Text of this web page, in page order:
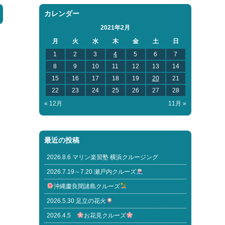
カレンダー
2021年2月
月
火 水 木 金 土
日
1
2 3 4 5 6
7
8
9 10 11 12 13
14
15
16 17 18 19 20
21
22
23 24 25 26 27
28
« 12月
11月 »
最近の投稿
2026.8.6 マリン楽習塾 横浜クルージング
2026.7.19～7.20 瀬戸内クルーズ
沖縄慶良間諸島クルーズ
2026.5.30 足立の花火
2026.4.5 お花見クルーズ